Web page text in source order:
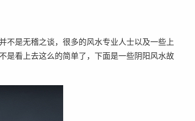
不是无稽之谈，很多的风水专业人士以及一些上
是看上去这么的简单了，下面是一些阴阳风水故